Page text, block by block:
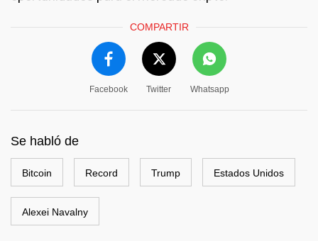
COMPARTIR
Facebook Twitter Whatsapp
Se habló de
Bitcoin Record Trump Estados Unidos
Alexei Navalny